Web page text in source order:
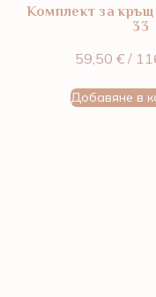
Комплект за
33
59,50€ /
Добавяне в